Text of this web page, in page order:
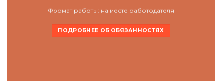
Формат работы: на месте работодателя
ПОДРОБНЕЕ ОБ ОБЯЗАННОСТЯХ